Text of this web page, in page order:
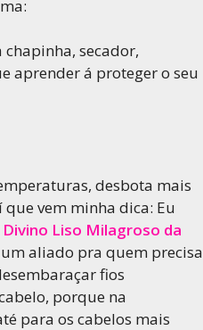
secador,
aprender á proteger o seu
desbota mais
vem minha dica: Eu
Liso Milagroso da
um aliado pra quem precisa
fios
porque na
para os cabelos mais